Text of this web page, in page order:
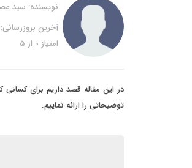
نویسنده: سید
آخرین بروزرسانی:
امتیاز 0 از 5
در این مقاله قصد داریم برای کسانی
توضیحاتی را ارائه نماییم.